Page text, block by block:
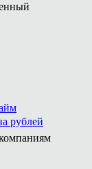
рублей